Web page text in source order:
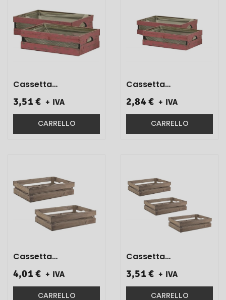
Cassetta
Con Rete Metallica
31x22x9 1 Pz}
3,51 € + IVA
CARRELLO
Cassetta
Con Rete Metallica
28x19x8 1 Pz}
2,84 € + IVA
CARRELLO
Cassetta
Stecche Invecchiato
37x27x9 1 Pz}
4,01 € + IVA
CARRELLO
Cassetta
Stecche Invecchiato
33x23x8 1 Pz}
3,51 € + IVA
CARRELLO